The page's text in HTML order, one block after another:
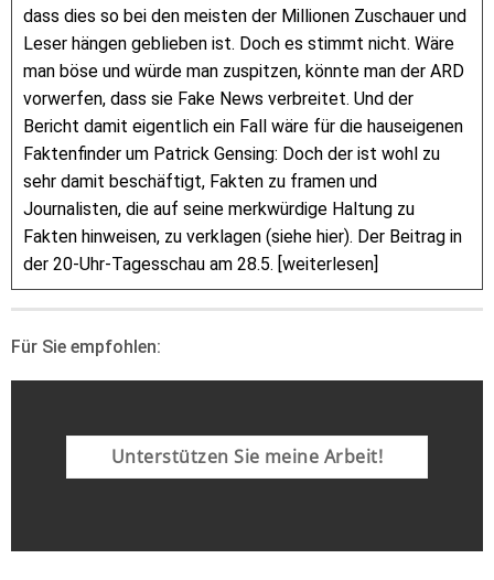
dass dies so bei den meisten der Millionen Zuschauer und
Leser hängen geblieben ist. Doch es stimmt nicht. Wäre
man böse und würde man zuspitzen, könnte man der ARD
vorwerfen, dass sie Fake News verbreitet. Und der
Bericht damit eigentlich ein Fall wäre für die hauseigenen
Faktenfinder um Patrick Gensing: Doch der ist wohl zu
sehr damit beschäftigt, Fakten zu framen und
Journalisten, die auf seine merkwürdige Haltung zu
Fakten hinweisen, zu verklagen (siehe hier). Der Beitrag in
der 20-Uhr-Tagesschau am 28.5. [weiterlesen]
Für Sie empfohlen:
Unterstützen Sie meine Arbeit!